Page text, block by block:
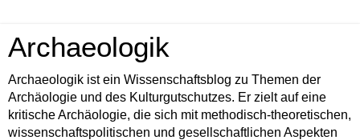
Archaeologik
Archaeologik ist ein Wissenschaftsblog zu Themen der
Archäologie und des Kulturgutschutzes. Er zielt auf eine
kritische Archäologie, die sich mit methodisch-theoretischen,
wissenschaftspolitischen und gesellschaftlichen Aspekten